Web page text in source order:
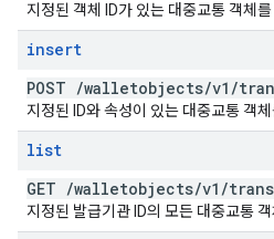
지정된 객체 ID가 있는 대중교통 객체를
insert
POST /walletobjects/v1 /
지정된 ID와 속성이 있는 대중교통 객
list
GET /walletobjects/v1 /
지정된 발급기관 ID의 모든 대중교통